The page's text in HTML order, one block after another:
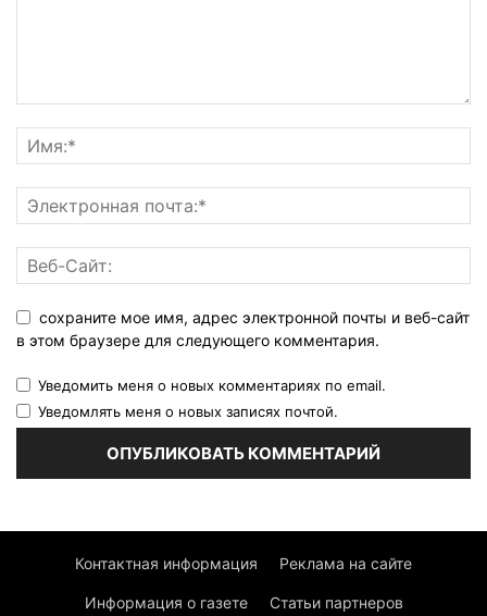
сохраните мое имя, адрес электронной почты и веб-сайт
в этом браузере для следующего комментария.
Уведомить меня о новых комментариях по email.
Уведомлять меня о новых записях почтой.
Контактная информация Реклама на сайте
Информация о газете Статьи партнеров